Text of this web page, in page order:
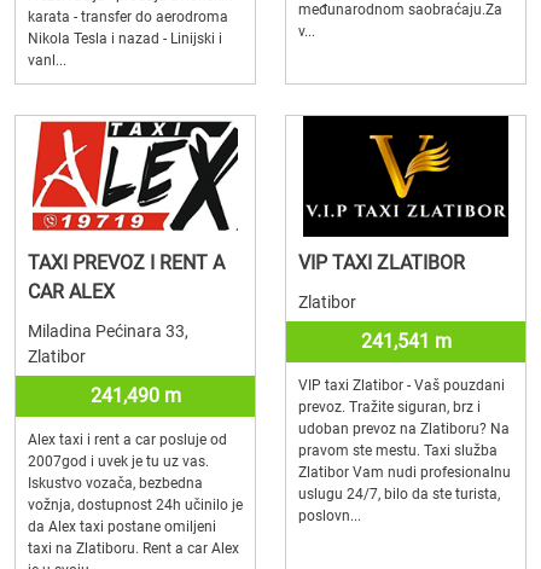
karata - transfer do aerodroma
Nikola Tesla i nazad - Linijski i
vanl...
međunarodnom saobraćaju.Za
v...
TAXI PREVOZ I RENT A
CAR ALEX
Miladina Pećinara 33,
Zlatibor
241,490 m
Alex taxi i rent a car posluje od
2007god i uvek je tu uz vas.
Iskustvo vozača, bezbedna
vožnja, dostupnost 24h učinilo je
da Alex taxi postane omiljeni
taxi na Zlatiboru. Rent a car Alex
VIP TAXI ZLATIBOR
Zlatibor
241,541 m
VIP taxi Zlatibor - Vaš pouzdani
prevoz. Tražite siguran, brz i
udoban prevoz na Zlatiboru? Na
pravom ste mestu. Taxi služba
Zlatibor Vam nudi profesionalnu
uslugu 24/7, bilo da ste turista,
poslovn...